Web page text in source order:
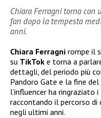
Chiara Ferragni torna con
fan dopo la tempesta
anni.
Chiara Ferragni rompe il
su TikTok e torna a
dettagli, del periodo più
Pandoro Gate e la fine
l’influencer ha
raccontando il percorso
negli ultimi anni.